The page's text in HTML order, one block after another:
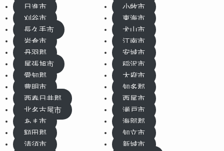
日進市
小牧市
刈谷市
東海市
長久手市
犬山市
岩倉市
江南市
丹羽郡
安城市
尾張旭市
稲沢市
愛知郡
大府市
豊明市
知多郡
西春日井郡
西尾市
北名古屋市
瀬戸市
あま市
海部郡
額田郡
知立市
清須市
新城市